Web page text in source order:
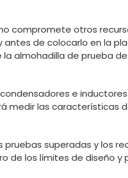
compromete otros
de colocarlo en la
almohadilla de prueba
e
medir las características
superadas y los
de los límites de diseño y